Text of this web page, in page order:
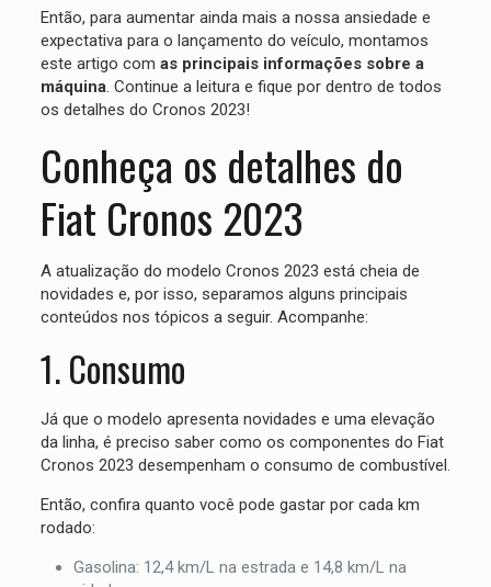
Então, para aumentar ainda mais a nossa ansiedade e
expectativa para o lançamento do veículo, montamos
este artigo com as principais informações sobre a
máquina. Continue a leitura e fique por dentro de todos
os detalhes do Cronos 2023!
Conheça os detalhes do
Fiat Cronos 2023
A atualização do modelo Cronos 2023 está cheia de
novidades e, por isso, separamos alguns principais
conteúdos nos tópicos a seguir. Acompanhe:
1. Consumo
Já que o modelo apresenta novidades e uma elevação
da linha, é preciso saber como os componentes do Fiat
Cronos 2023 desempenham o consumo de combustível.
Então, confira quanto você pode gastar por cada km
rodado:
Gasolina: 12,4 km/L na estrada e 14,8 km/L na